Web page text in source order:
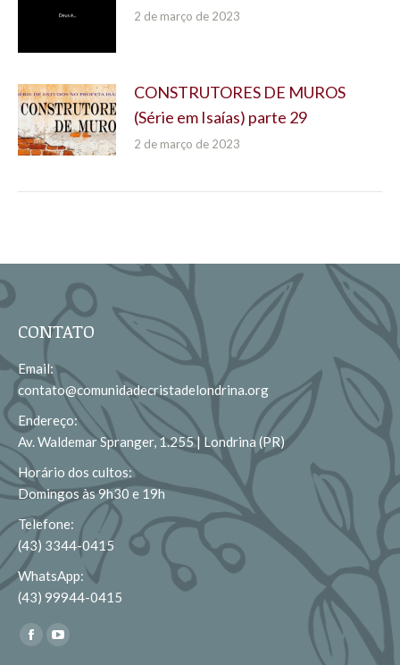
2 de março de 2023
CONSTRUTORES DE MUROS
(Série em Isaías) parte 29
2 de março de 2023
CONTATO
Email:
contato@comunidadecristadelondrina.org
Endereço:
Av. Waldemar Spranger, 1.255 | Londrina (PR)
Horário dos cultos:
Domingos às 9h30 e 19h
Telefone:
(43) 3344-0415
WhatsApp:
(43) 99944-0415
Encontre-nos em:
Facebook